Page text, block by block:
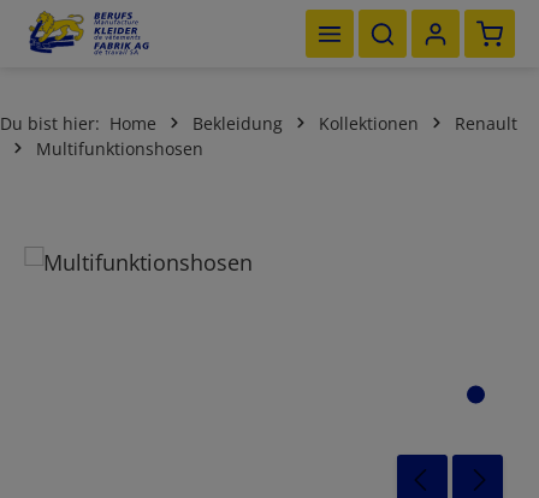
Zum Hauptinhalt springen
Du bist hier: Home Bekleidung Kollektionen
Renault
Multifunktionshosen
Bildergalerie überspringen